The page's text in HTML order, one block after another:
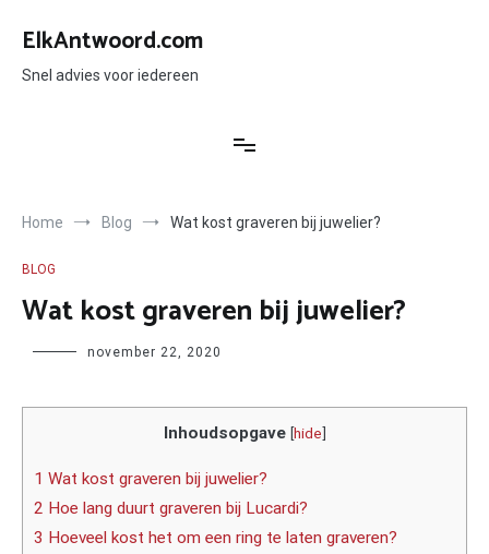
naar
inhoud
ElkAntwoord.com
Snel advies voor iedereen
Home Blog Wat kost graveren bij juwelier?
BLOG
Wat kost graveren bij juwelier?
Author november 22, 2020
Inhoudsopgave [hide]
1 Wat kost graveren bij juwelier?
2 Hoe lang duurt graveren bij Lucardi?
3 Hoeveel kost het om een ring te laten graveren?